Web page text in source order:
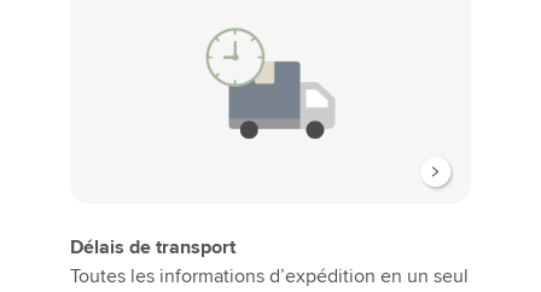
Délais de transport
Toutes les informations d’expédition en un seul